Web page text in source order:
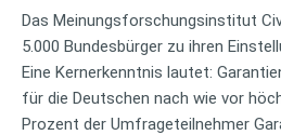
Das Meinungsforschungsinstitut
5.000 Bundesbürger zu ihren
Eine Kernerkenntnis lautet:
für die Deutschen nach wie vor
Prozent der Umfrageteilnehmer